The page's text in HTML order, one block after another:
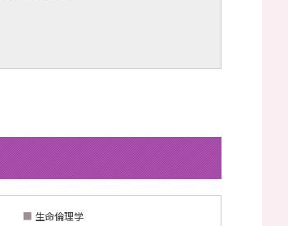
■ 生命倫理学